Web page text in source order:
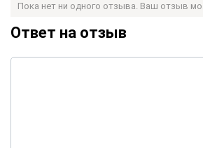
Пока нет ни одного отзыва. Ваш отзыв
Ответ на отзыв